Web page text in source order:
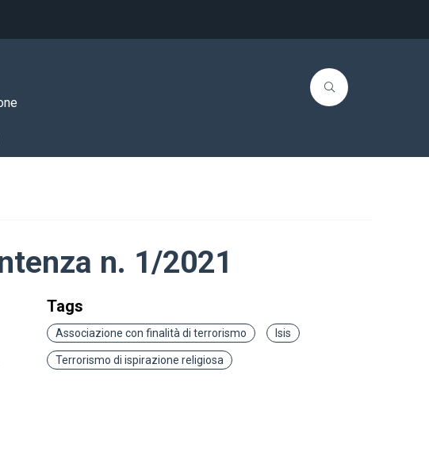
n. 1/2021
Tags
Associazione con finalità di terrorismo Isis
Terrorismo di ispirazione religiosa